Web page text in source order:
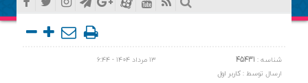
شناسه :45431
۱۳ مرداد ۱۴۰۴ - ۶:۴۴
ارسال توسط :کاربر اول